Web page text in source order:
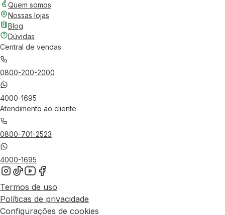
Quem somos
Nossas lojas
Blog
Dúvidas
Central de vendas
0800-200-2000
4000-1695
Atendimento ao cliente
0800-701-2523
4000-1695
Termos de uso
Políticas de privacidade
Configurações de cookies